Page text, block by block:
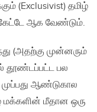
(Exclusivist) தமிழ்
ஆக வேண்டும்.
(அதற்கு முன்னரும்
தூண்டப்பட்ட பல
ஆண்டுகால
மக்களின் மீதான ஒரு